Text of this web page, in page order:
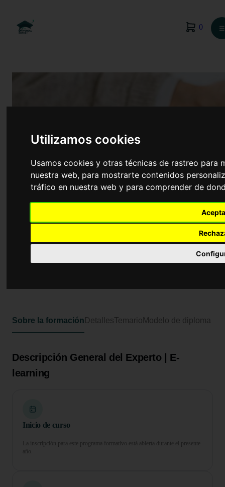
Utilizamos cookies
Usamos cookies y otras técnicas de rastreo para
nuestra web, para mostrarte contenidos
tráfico en nuestra web y para comprender de
0 ☰
Experto Universitario en Cuidados
Sobre la formación DetallesTemario Modelo de diploma
Descripción General del Experto | E-
learning
Inicio de curso
La inscripción para este programa formativo está abierta durante el presente
año.